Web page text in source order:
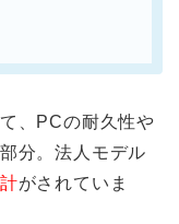
、PCの耐久性や
分。法人モデル
がされていま